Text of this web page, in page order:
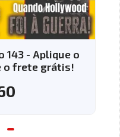
- Edição 144 - Aplique
e ganhe o frete
R$